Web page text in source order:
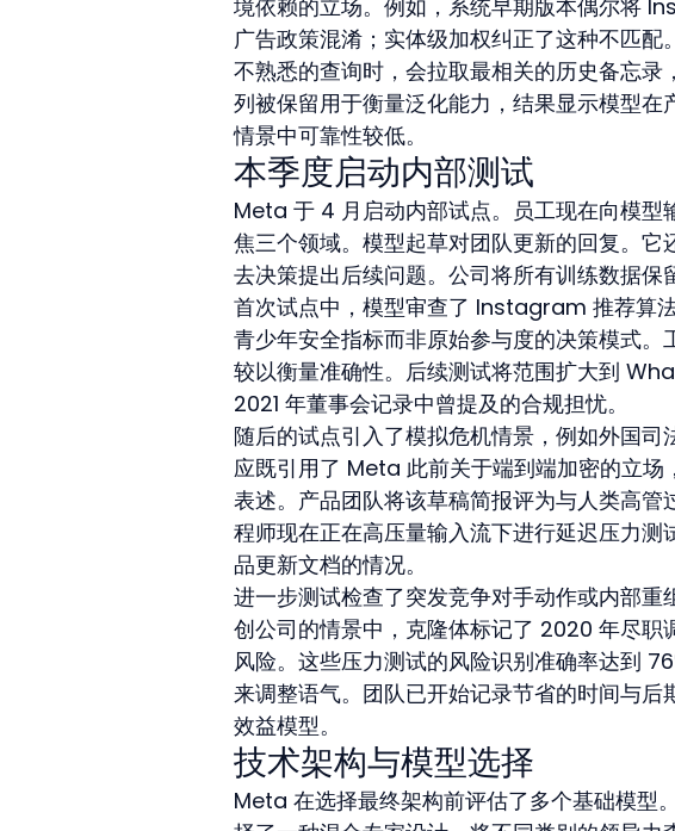
境依赖的立场。例如，系统早期版本偶尔将
广告政策混淆；实体级加权纠正了这种不匹
不熟悉的查询时，会拉取最相关的历史备忘
列被保留用于衡量泛化能力，结果显示模型
情景中可靠性较低。
本季度启动内部测试
Meta 于 4 月启动内部试点。员工现在向模型
焦三个领域。模型起草对团队更新的回复。
去决策提出后续问题。公司将所有训练数据
首次试点中，模型审查了 Instagram 推荐算
青少年安全指标而非原始参与度的决策模式
较以衡量准确性。后续测试将范围扩大到
2021 年董事会记录中曾提及的合规担忧。
随后的试点引入了模拟危机情景，例如外国
应既引用了 Meta 此前关于端到端加密的立
表述。产品团队将该草稿简报评为与人类高
程师现在正在高压量输入流下进行延迟压力
品更新文档的情况。
进一步测试检查了突发竞争对手动作或内部
创公司的情景中，克隆体标记了 2020 年尽
风险。这些压力测试的风险识别准确率达到
来调整语气。团队已开始记录节省的时间与
效益模型。
技术架构与模型选择
Meta 在选择最终架构前评估了多个基础模型